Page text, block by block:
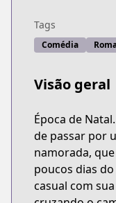
Tags
Comédia
Visão geral
Época de
de passar por
namorada,
poucos dias
casual com